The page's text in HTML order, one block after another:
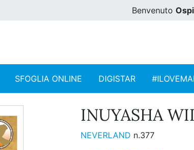
Benvenuto
SFOGLIA ONLINE DIGISTAR
INUYASHA
NEVERLAND n.377